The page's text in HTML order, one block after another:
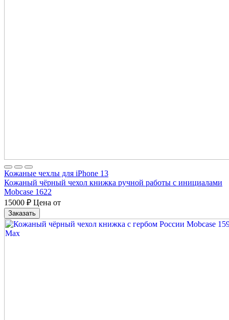
Кожаные чехлы для iPhone 13
Кожаный чёрный чехол книжка ручной работы с инициалами
Mobcase 1622
15000 ₽ Цена от
Заказать